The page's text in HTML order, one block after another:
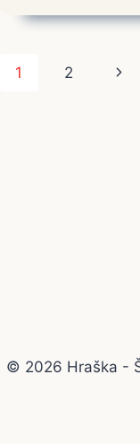
Navigace
1 2
Další
© 2026 Hraška -